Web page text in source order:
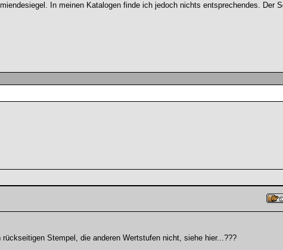
In meinen Katalogen finde ich jedoch nichts entsprechendes. Der
Stempel, die anderen Wertstufen nicht, siehe hier...???